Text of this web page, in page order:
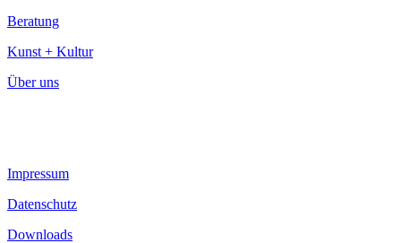
Beratung
Kunst + Kultur
Über uns
Impressum
Datenschutz
Downloads